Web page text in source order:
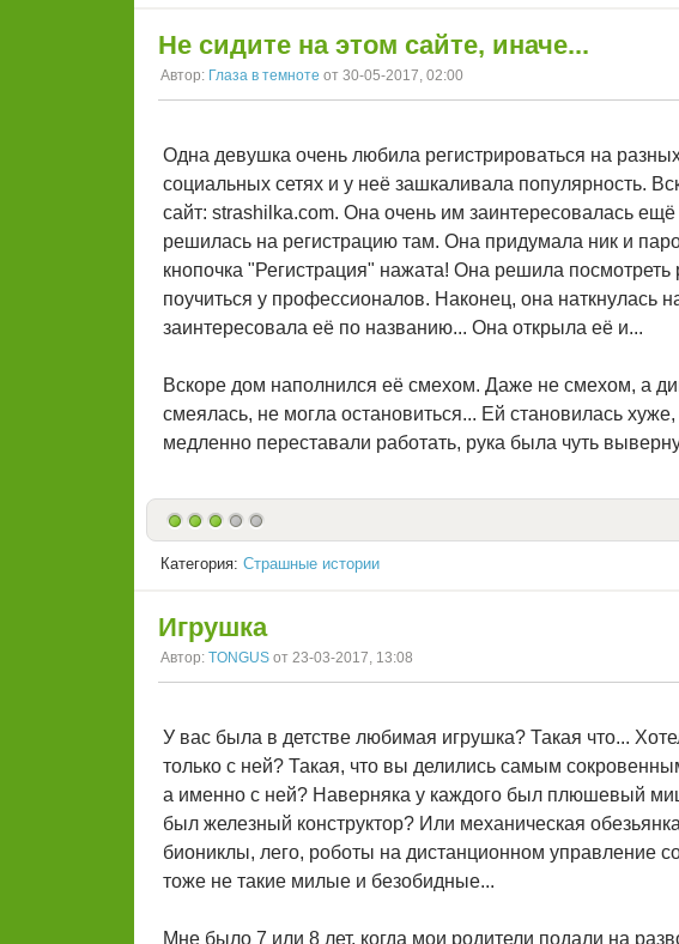
Не сидите на этом сайте, иначе...
Автор: Глаза в темноте от 30-05-2017, 02:00
Одна девушка очень любила регистрироваться на
социальных сетях и у неё зашкаливала популярность.
сайт: strashilka.com. Она очень им заинтересовалась
решилась на регистрацию там. Она придумала ник и
кнопочка "Регистрация" нажата! Она решила
поучиться у профессионалов. Наконец, она наткнулась
заинтересовала её по названию... Она открыла её и...
Вскоре дом наполнился её смехом. Даже не смехом, а
смеялась, не могла остановиться... Ей становилась
медленно переставали работать, рука была чуть
Категория: Страшные истории
Игрушка
Автор: TONGUS от 23-03-2017, 13:08
У вас была в детстве любимая игрушка? Такая что...
только с ней? Такая, что вы делились самым
а именно с ней? Наверняка у каждого был плюшевый
был железный конструктор? Или механическая
биониклы, лего, роботы на дистанционном управление
тоже не такие милые и безобидные...
Мне было 7 или 8 лет, когда мои родители подали на